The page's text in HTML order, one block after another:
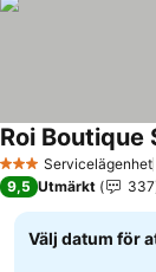
3 StjärnorServicelägenhet
Roi Boutique
9,5 Utmärkt 337
Välj datum för